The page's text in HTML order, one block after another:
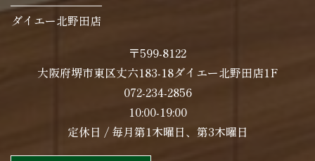
ダイエー北野田店
〒599-8122
大阪府堺市東区丈六183-18ダイエー北野田店1F
072-234-2856
10:00-19:00
定休日 / 毎月第1木曜日、第3木曜日